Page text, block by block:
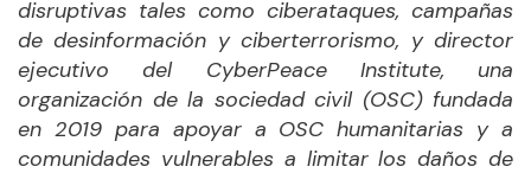
disruptivas tales como ciberataques, campañas
de desinformación y ciberterrorismo, y director
ejecutivo del CyberPeace Institute, una
organización de la sociedad civil (OSC) fundada
en 2019 para apoyar a OSC humanitarias y a
comunidades vulnerables a limitar los daños de